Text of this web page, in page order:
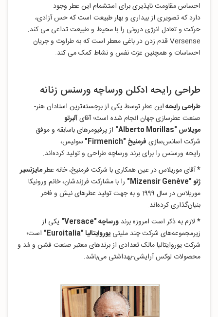
احساس مقاومت ناپذیری برای استشمام این عطر وجود
دارد که تصویری از بیداری و بهار طبیعت است که حس آزادی،
حرکت و تعادل انرژی درونی را با محیط و طبیعت تداعی می کند.
Versense قدم زدن در باغی معطر است که به طراوت و جریان
احساسات و همچنین عزت نفس و نشاط کمک می کند.
طراحی رایحه ادکلن ورساچه ورسنس زنانه
طراحی رایحهاین عطر توسط یکی از برجسته‌ترین استادان هنر-
صنعت عطرسازی جهان انجام شده است؛ آقایآلبرتو
مویلاس "Alberto Morillas"
از پرفیومرهای باسابقه و موفق
شرکت اسانس‌سازی فرمنیخ "Firmenich"
سوئیس،
رایحه ورسنس را برای برند ورساچه طراحی و تولید کرده‌اند.
*آقای موریلاس در عین همکاری با شرکت فرمنیخ، خانه عطرمایزنسیر
ژنو "Mizensir Genève
" را با مشارکت فرزندشان، خانم ورونیکا
موریلاس در سال 1999 و به جهت تولید عطرهای نیش و فاخر
بنیان‌گذاری کرده‌اند.
* لازم به ذکر است امروزه برند ورساچه "Versace"
یکی از
زیرمجموعه‌های شرکت چند ملیتی یوروایتالیا "Euroitalia"
است؛
شرکت یوروایتالیا مالک تعدادی از برندهای معتبر صنعت فشن و مُد و
محصولات لوکس آرایشی-بهداشتی می‌باشد.